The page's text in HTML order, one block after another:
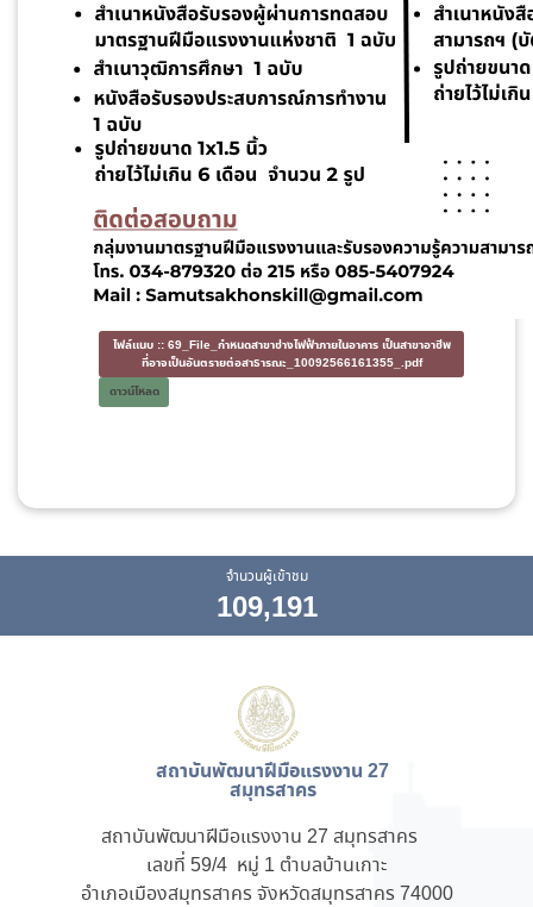
ไฟล์แนบ ::69_File_กำหนดสาขาช่างไฟฟ้าภายในอาคาร เป็นสาขาอาชีพ
ที่อาจเป็นอันตรายต่อสาธารณะ_10092566161355_.pdf
ดาวน์โหลด
จำนวนผู้เข้าชม
109,191
สถาบันพัฒนาฝีมือแรงงาน 27
สมุทรสาคร
สถาบันพัฒนาฝีมือแรงงาน 27 สมุทรสาคร
เลขที่ 59/4 หมู่ 1 ตำบลบ้านเกาะ
อำเภอเมืองสมุทรสาคร จังหวัดสมุทรสาคร 74000